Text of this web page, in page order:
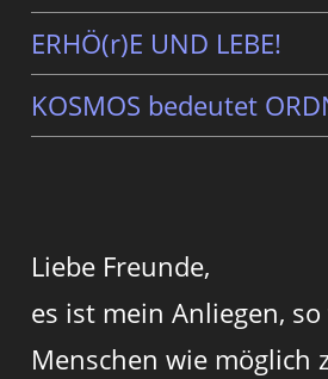
ERHÖ(r)E UND LEBE!
KOSMOS bedeutet
Liebe Freunde,
es ist mein Anliegen, so
Menschen wie möglich